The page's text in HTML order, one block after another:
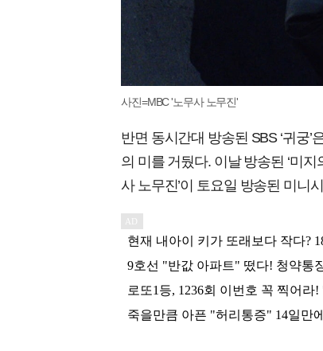
사진=MBC '노무사 노무진'
반면 동시간대 방송된 SBS ‘귀궁
의 미를 거뒀다. 이날 방송된 ‘미지
사 노무진’이 토요일 방송된 미니